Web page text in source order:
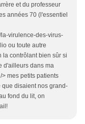
et du professeur
années 70 (l'essentiel
la-virulence-des-virus-
ou toute autre
la contrôlant bien sûr si
d'ailleurs dans ma
mes petits patients
que disaient nos grand-
fond du lit, on